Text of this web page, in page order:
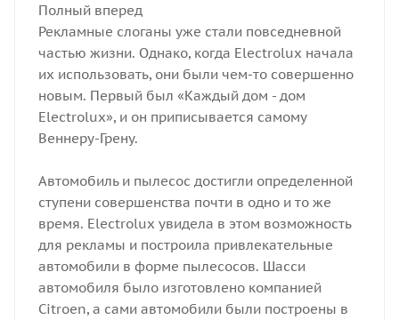
Полный вперед
Рекламные слоганы уже стали повседневной
частью жизни. Однако, когда Electrolux начала
их использовать, они были чем-то совершенно
новым. Первый был «Каждый дом - дом
Electrolux», и он приписывается самому
Веннеру-Грену.
Автомобиль и пылесос достигли определенной
ступени совершенства почти в одно и то же
время. Electrolux увидела в этом возможность
для рекламы и построила привлекательные
автомобили в форме пылесосов. Шасси
автомобиля было изготовлено компанией
Citroen, а сами автомобили были построены в